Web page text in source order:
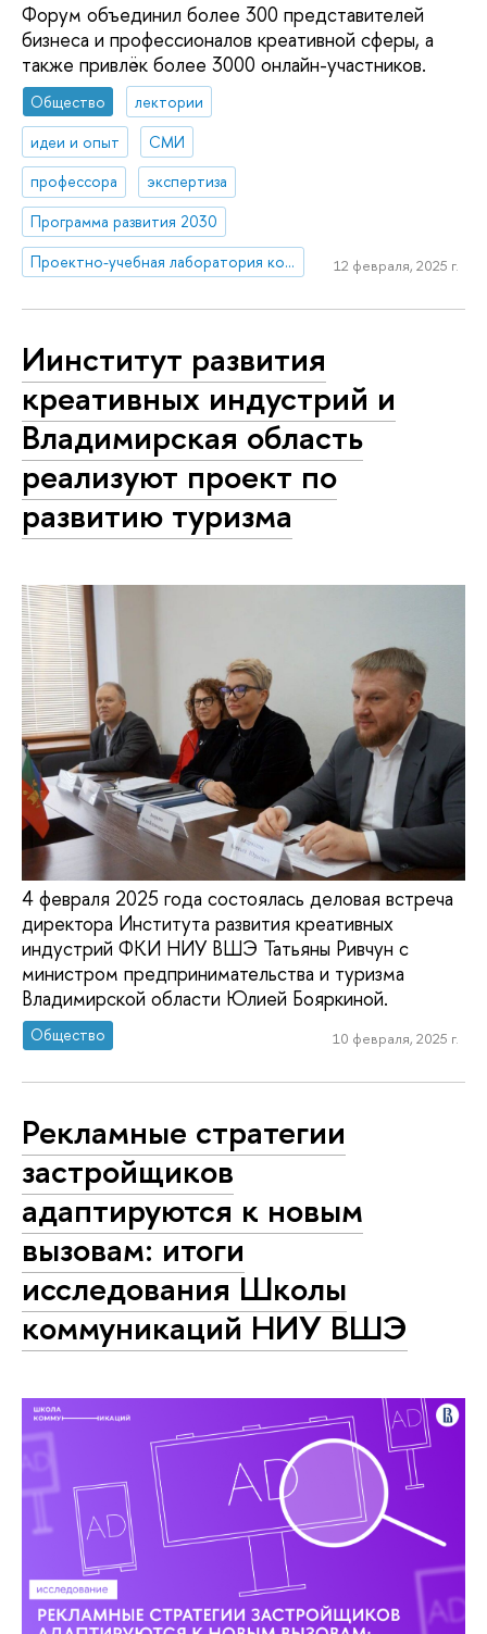
Форум объединил более 300 представителей
бизнеса и профессионалов креативной сферы, а
также привлёк более 3000 онлайн-участников.
Общество
лектории
идеи и опыт
СМИ
профессора
экспертиза
Программа развития 2030
Проектно-учебная лаборатория коммуникаций в креативных индустриях
12 февраля, 2025 г.
Иинститут развития
креативных индустрий и
Владимирская область
реализуют проект по
развитию туризма
4 февраля 2025 года состоялась деловая встреча
директора Института развития креативных
индустрий ФКИ НИУ ВШЭ Татьяны Ривчун с
министром предпринимательства и туризма
Владимирской области Юлией Бояркиной.
Общество 10 февраля, 2025 г.
Рекламные стратегии
застройщиков
адаптируются к новым
вызовам: итоги
исследования Школы
коммуникаций НИУ ВШЭ